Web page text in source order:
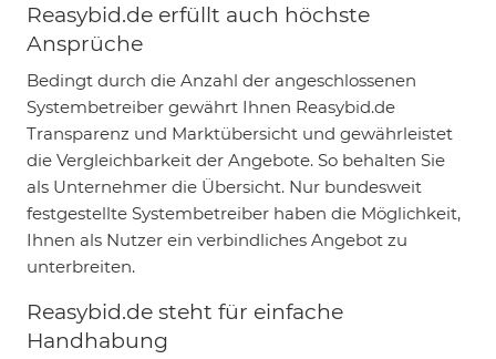
Reasybid.de erfüllt auch höchste
Ansprüche
Bedingt durch die Anzahl der angeschlossenen
Systembetreiber gewährt Ihnen Reasybid.de
Transparenz und Marktübersicht und gewährleistet
die Vergleichbarkeit der Angebote. So behalten Sie
als Unternehmer die Übersicht. Nur bundesweit
festgestellte Systembetreiber haben die Möglichkeit,
Ihnen als Nutzer ein verbindliches Angebot zu
unterbreiten.
Reasybid.de steht für einfache
Handhabung